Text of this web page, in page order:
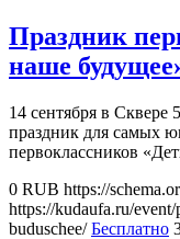
Праздник
наше
14 сентября в
праздник для самых
первоклассников
0 RUB https://
https://kudaufa.ru/
buduschee/ Бесплатно